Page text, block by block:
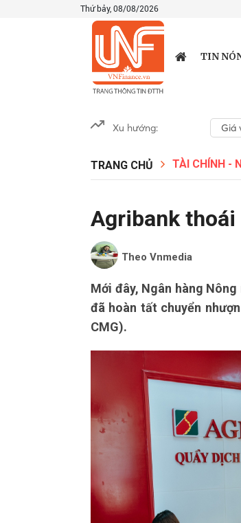
Thứ bảy, 08/08/2026
TIN
Xu hướng: Giá
TRANG CHỦ TÀI CHÍNH -
Agribank thoái
Theo Vnmedia
Mới đây, Ngân hàng
đã hoàn tất chuyển
CMG).